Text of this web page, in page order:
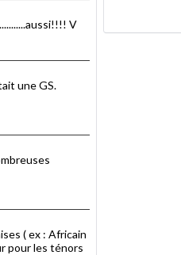
V
une GS.
( ex : Africain
pour les ténors